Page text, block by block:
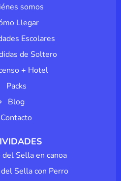
somos
Llegar
Escolares
de Soltero
+ Hotel
Packs
Blog
Contacto
del Sella en canoa
Sella con Perro